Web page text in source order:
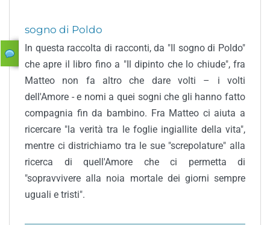
sogno di Poldo
In questa raccolta di racconti, da "Il sogno di Poldo"
che apre il libro fino a "Il dipinto che lo chiude", fra
Matteo non fa altro che dare volti – i volti
dell'Amore - e nomi a quei sogni che gli hanno fatto
compagnia fin da bambino. Fra Matteo ci aiuta a
ricercare "la verità tra le foglie ingiallite della vita",
mentre ci districhiamo tra le sue "screpolature" alla
ricerca di quell'Amore che ci permetta di
"sopravvivere alla noia mortale dei giorni sempre
uguali e tristi".